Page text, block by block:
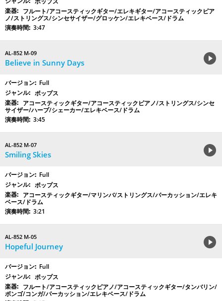
フルート/アコースティックギター/エレキギター/アコースティックピア
ノ/ストリングス/シンセサイザー/グロッケン/エレキベース/ドラム
3:47
AL-852 M-09
Believe in Sunny Days
Full
ポップス
アコースティックギター/アコースティックピアノ/ストリングス/シンセ
サイザー/ハープ/シェーカー/エレキベース/ドラム
3:45
AL-852 M-07
Smiling Skies
Full
ポップス
アコースティックギター/マリンバ/ストリングス/パーカッション/エレキ
ベース/ドラム
3:21
AL-852 M-05
Hopeful Journey
Full
ポップス
フルート/アコースティックピアノ/アコースティックギター/タンバリン/
ボンゴ/コンガ/パーカッション/エレキベース/ドラム